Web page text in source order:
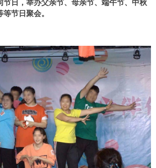
节日聚会。